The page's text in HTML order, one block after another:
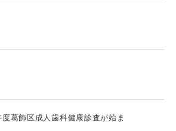
葛飾区成人歯科健康診査が始ま